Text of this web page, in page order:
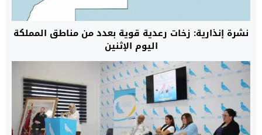
نشرة إنذارية: زخات رعدية قوية بعدد من مناطق المملكة
اليوم الإثنين